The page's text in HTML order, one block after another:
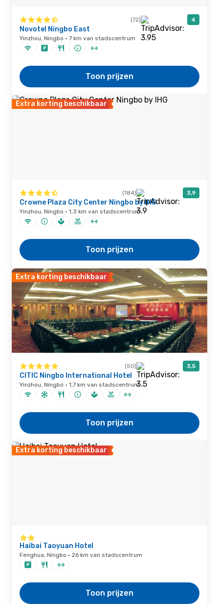
(72) 4
Novotel Ningbo East
Yinzhou, Ningbo · 7 km van stadscentrum
Toon prijzen
Extra korting beschikbaar
(184) 3,9
Crowne Plaza City Center Ningbo by IHG
Yinzhou, Ningbo · 1,3 km van stadscentrum
Toon prijzen
Extra korting beschikbaar
(50) 3,5
CITIC Ningbo International Hotel
Yinzhou, Ningbo · 1,7 km van stadscentrum
Toon prijzen
Extra korting beschikbaar
Haibai Taoyuan Hotel
Fenghua, Ningbo · 26 km van stadscentrum
Toon prijzen